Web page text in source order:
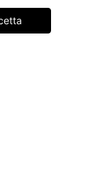
sono disponibili
. L'informativa è
banner.